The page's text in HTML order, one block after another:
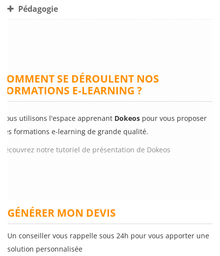
Pédagogie
COMMENT SE DÉROULENT NOS
FORMATIONS E-LEARNING ?
Nous utilisons l'espace apprenant Dokeos pour vous proposer
des formations e-learning de grande qualité.
Découvrez notre tutoriel de présentation de Dokeos
GÉNÉRER MON DEVIS
Un conseiller vous rappelle sous 24h pour vous apporter une
solution personnalisée